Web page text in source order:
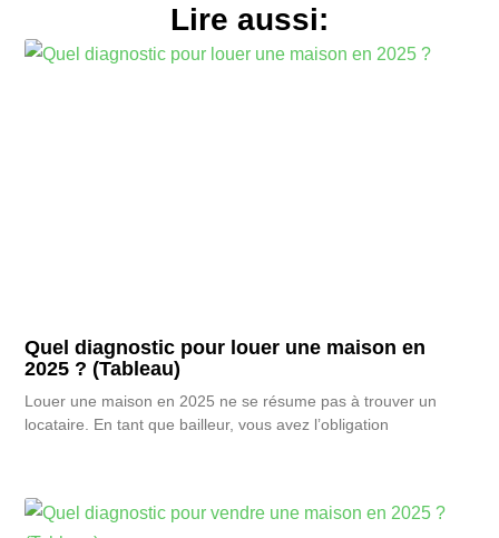
Lire aussi:
Quel diagnostic pour louer une maison en
2025 ? (Tableau)
Louer une maison en 2025 ne se résume pas à trouver un
locataire. En tant que bailleur, vous avez l’obligation